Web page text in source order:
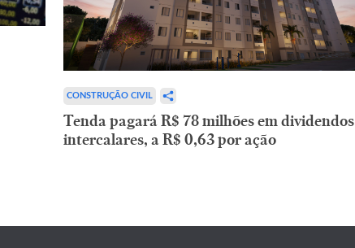
CONSTRUÇÃO CIVIL
Tenda pagará R$ 78 milhões em dividendos
intercalares, a R$ 0,63 por ação